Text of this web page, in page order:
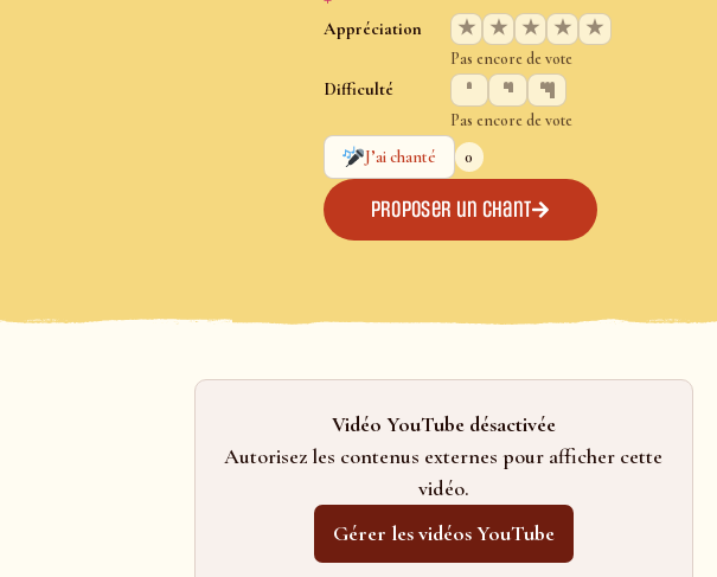
Appréciation ★ ★ ★ ★ ★
Pas encore de vote
Difficulté
Pas encore de vote
J’ai chanté
0
Proposer un chant
Vidéo YouTube désactivée
Autorisez les contenus externes pour afficher cette
vidéo.
Gérer les vidéos YouTube